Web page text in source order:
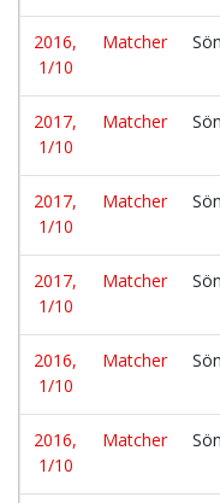
2016,
1/10
Matcher Sön
2017,
1/10
Matcher Sön
2017,
1/10
Matcher Sön
2017,
1/10
Matcher Sön
2016,
1/10
Matcher Sön
2016,
1/10
Matcher Sön